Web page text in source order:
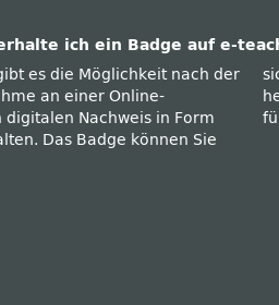
ich ein Badge auf e-
es die Möglichkeit nach der
an einer Online-
Nachweis in Form
Das Badge können Sie
online abholen und auch
erfahren Sie Schritt